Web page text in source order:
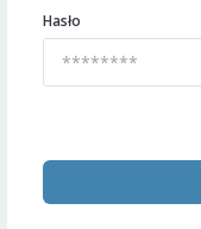
Hasło